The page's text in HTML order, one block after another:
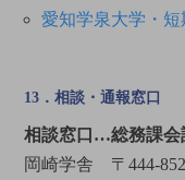
愛知学泉大学・
13．相談・通報窓口
相談窓口…総務課会
岡崎学舎 〒444-